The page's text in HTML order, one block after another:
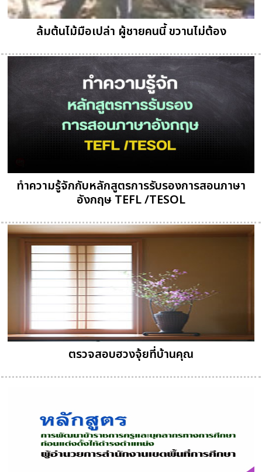
ล้มต้นไม้มือเปล่า ผู้ชายคนนี้ ขวานไม่ต้อง
ทำความรู้จักกับหลักสูตรการรับรองการสอนภาษา
อังกฤษ TEFL /TESOL
ตรวจสอบฮวงจุ้ยที่บ้านคุณ